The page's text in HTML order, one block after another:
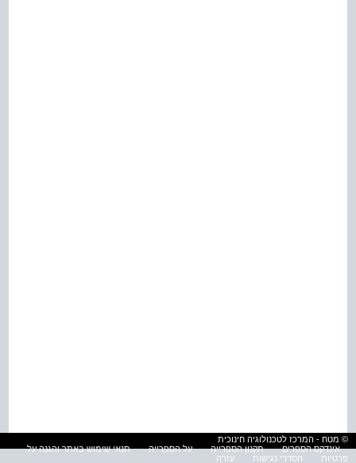
© מטח - המרכז לטכנולוגיה חינוכית
אינדקס הספרים
תקנון הספרייה על הספרייה
תנאי שימוש באתר והגנה על
פרטיות
הסדרי נגישות עזרה